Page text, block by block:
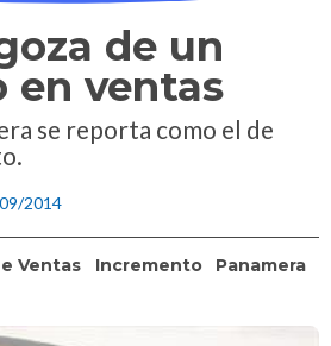
de un
en ventas
se reporta como el de
2014
Ventas Incremento
Panamera